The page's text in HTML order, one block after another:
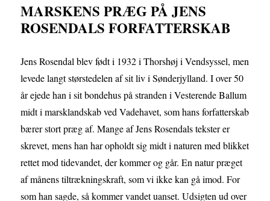
MARSKENS PRÆG PÅ JENS
ROSENDALS FORFATTERSKAB
Jens Rosendal blev født i 1932 i Thorshøj i Vendsyssel, men
levede langt størstedelen af sit liv i Sønderjylland. I over 50
år ejede han i sit bondehus på stranden i Vesterende Ballum
midt i marsklandskab ved Vadehavet, som hans forfatterskab
bærer stort præg af. Mange af Jens Rosendals tekster er
skrevet, mens han har opholdt sig midt i naturen med blikket
rettet mod tidevandet, der kommer og går. En natur præget
af månens tiltrækningskraft, som vi ikke kan gå imod. For
som han sagde, så kommer vandet uanset. Udsigten ud over